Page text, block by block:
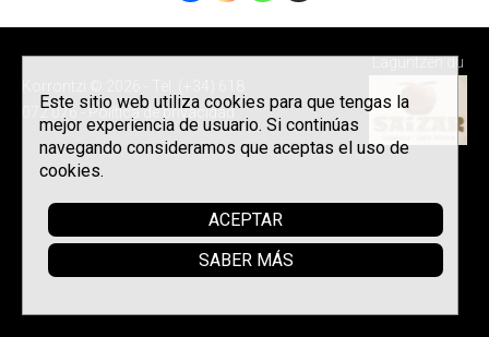
072 076 -Política de privacidad
Laguntzen du
Este sitio web utiliza cookies para que tengas la
mejor experiencia de usuario. Si continúas
navegando consideramos que aceptas el uso de
cookies.
ACEPTAR
SABER MÁS